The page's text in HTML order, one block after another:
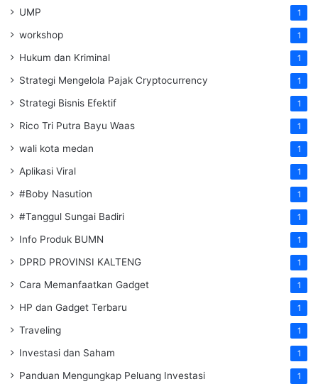
UMP 1
workshop 1
Hukum dan Kriminal 1
Strategi Mengelola Pajak Cryptocurrency 1
Strategi Bisnis Efektif 1
Rico Tri Putra Bayu Waas 1
wali kota medan 1
Aplikasi Viral 1
#Boby Nasution 1
#Tanggul Sungai Badiri 1
Info Produk BUMN 1
DPRD PROVINSI KALTENG 1
Cara Memanfaatkan Gadget 1
HP dan Gadget Terbaru 1
Traveling 1
Investasi dan Saham 1
Panduan Mengungkap Peluang Investasi 1